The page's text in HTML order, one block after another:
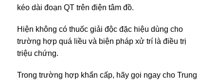
kéo dài đoạn QT trên điện tâm đồ.
Hiện không có thuốc giải độc đặc hiệu dùng cho
trường hợp quá liều và biện pháp xử trí là điều trị
triệu chứng.
Trong trường hợp khẩn cấp, hãy gọi ngay cho Trung